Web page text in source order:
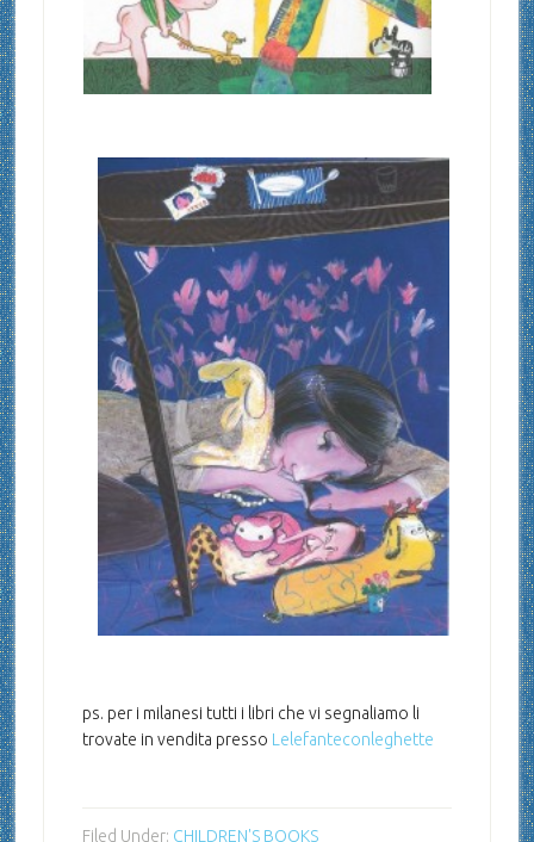
ps. per i milanesi tutti i libri che vi segnaliamo li
trovate in vendita presso Lelefanteconleghette
Filed Under: CHILDREN'S BOOKS